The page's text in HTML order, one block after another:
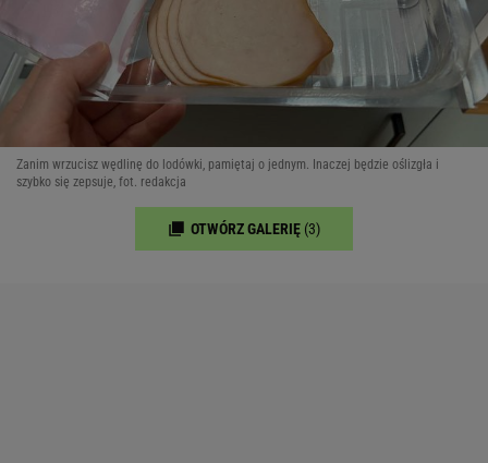
Zanim wrzucisz wędlinę do lodówki, pamiętaj o jednym. Inaczej będzie oślizgła i
szybko się zepsuje, fot. redakcja
OTWÓRZ GALERIĘ (3)